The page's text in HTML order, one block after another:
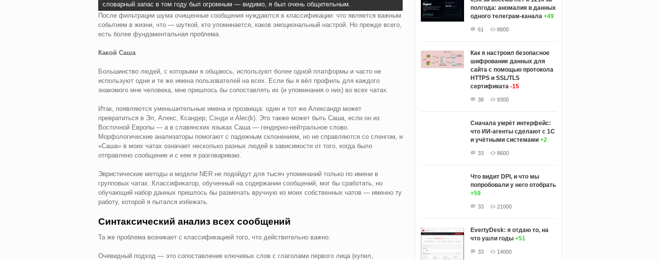
словарный запас в том году был огромным — видимо, я был очень общительным.
После фильтрации шума очищенные сообщения нуждаются в классификации: что является важным
событием в жизни, что — шуткой, кто упоминается, каков эмоциональный настрой. Но прежде всего,
есть более фундаментальная проблема.
Какой Саша
Большинство людей, с которыми я общаюсь, используют более одной платформы и часто не
используют одни и те же имена пользователей на всех. Если бы я вёл профиль для каждого
знакомого мне человека, мне пришлось бы сопоставлять их (и упоминания о них) во всех чатах.
Итак, появляются уменьшительные имена и прозвища: один и тот же Александр может
превратиться в Эл, Алекс, Ксандер, Сэнди и Аlec(k). Это также может быть Саша, если он из
Восточной Европы — а в славянских языках Саша — гендерно-нейтральное слово.
Морфологические анализаторы помогают с падежным склонением, но не справляются со сленгом, и
«Саша» в моих чатах означает несколько разных людей в зависимости от того, когда было
отправлено сообщение и с кем я разговариваю.
Эвристические методы и модели NER не подойдут для тысяч упоминаний только по имени в
групповых чатах. Классификатор, обученный на содержании сообщений, мог бы сработать, но
обучающий набор данных пришлось бы размечать вручную из моих собственных чатов — именно ту
работу, которой я пытался избежать.
Синтаксический анализ всех сообщений
Та же проблема возникает с классификацией того, что действительно важно.
Очевидный подход — это сопоставление ключевых слов с глаголами первого лица (купил,
полгода: аномалия в данных
одного телеграм-канала +49
61 8800
Как я настроил безопасное
шифрование данных для
сайта с помощью протокола
HTTPS и SSL/TLS
сертификата -15
38 9300
Сначала умрёт интерфейс:
что ИИ-агенты сделают с 1С
и учётными системами +2
33 8600
Что видит DPI, и что мы
попробовали у него отобрать
+59
33 21000
EvertyDesk: я отдаю то, на
что ушли годы +51
33 14000